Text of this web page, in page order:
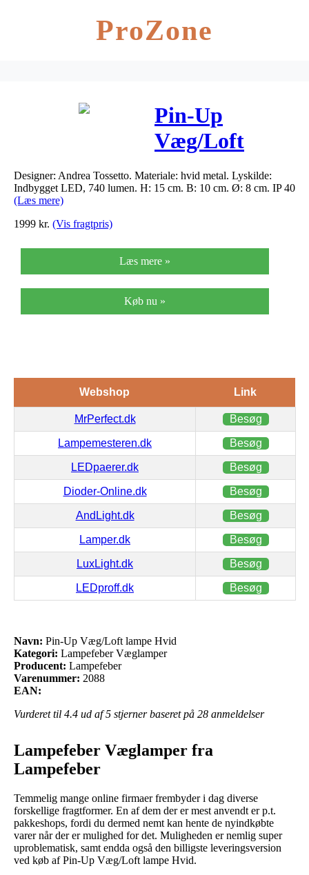
ProZone
Pin-Up
Væg/Loft
lampe Hvid
Designer: Andrea Tossetto. Materiale: hvid metal. Lyskilde:
Indbygget LED, 740 lumen. H: 15 cm. B: 10 cm. Ø: 8 cm. IP 40
(Læs mere)
1999 kr. (Vis fragtpris)
Læs mere »
Køb nu »
Webshop Link
MrPerfect.dk Besøg
Lampemesteren.dk Besøg
LEDpaerer.dk Besøg
Dioder-Online.dk Besøg
AndLight.dk Besøg
Lamper.dk Besøg
LuxLight.dk Besøg
LEDproff.dk Besøg
Navn: Pin-Up Væg/Loft lampe Hvid
Kategori: Lampefeber Væglamper
Producent: Lampefeber
Varenummer: 2088
EAN:
Vurderet til 4.4 ud af 5 stjerner baseret på 28 anmeldelser
Lampefeber Væglamper fra
Lampefeber
Temmelig mange online firmaer frembyder i dag diverse
forskellige fragtformer. En af dem der er mest anvendt er p.t.
pakkeshops, fordi du dermed nemt kan hente de nyindkøbte
varer når der er mulighed for det. Muligheden er nemlig super
uproblematisk, samt endda også den billigste leveringsversion
ved køb af Pin-Up Væg/Loft lampe Hvid.